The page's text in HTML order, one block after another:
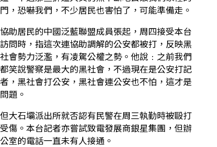
門，恐嚇我們，不少居民也害怕了，可能準備走。
協助居民的中國泛藍聯盟成員張起，周四接受本台
訪問時，指這次連協助調解的公安都被打，反映黑
社會勢力泛濫，有凌駕公權之勢。他說﹕之前我們
都笑說警察是最大的黑社會，不過現在是公安打記
者，黑社會打公安，黑社會連公安也不怕，這才是
問題。
但大石壩派出所就否認有民警在周三執勤時被毆打
受傷。本台記者亦嘗試致電發展商銀星集團，但辦
公室的電話一直未有人接通。